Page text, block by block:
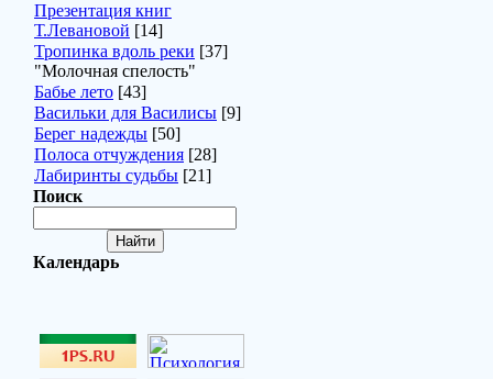
Презентация книг
Т.Левановой [14]
Тропинка вдоль реки [37]
"Молочная спелость"
Бабье лето [43]
Васильки для Василисы [9]
Берег надежды [50]
Полоса отчуждения [28]
Лабиринты судьбы [21]
Поиск
Календарь